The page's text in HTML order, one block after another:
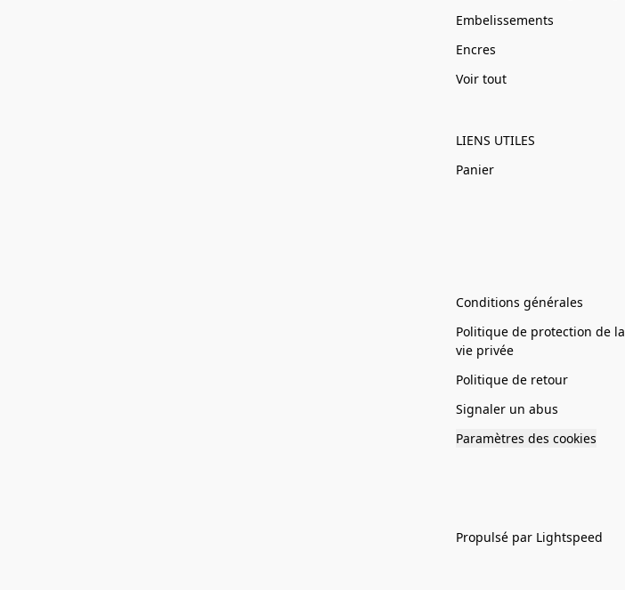
Embelissements
Encres
Voir tout
LIENS UTILES
Panier
Conditions générales
Politique de protection de la
vie privée
Politique de retour
Signaler un abus
Paramètres des cookies
Propulsé par Lightspeed